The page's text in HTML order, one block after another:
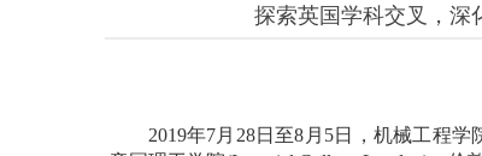
探索英国学科交叉，
2019年7月 28日至8 月 5日，机械工程学